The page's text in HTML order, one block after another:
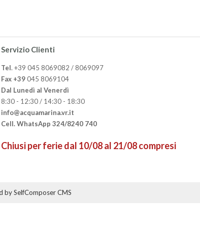
Servizio Clienti
Tel. +39 045 8069082 / 8069097
Fax +39045 8069104
Dal Lunedì al Venerdì
8:30 - 12:30 / 14:30 - 18:30
info@acquamarina.vr.it
Cell. WhatsApp 324/8240 740
Chiusi per ferie dal 10/08 al 21/08 compresi
by SelfComposer CMS